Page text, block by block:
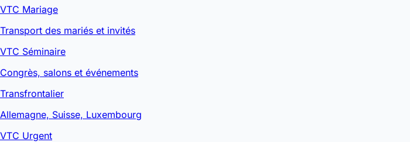
VTC Mariage
Transport des mariés et invités
VTC Séminaire
Congrès, salons et événements
Transfrontalier
Allemagne, Suisse, Luxembourg
VTC Urgent